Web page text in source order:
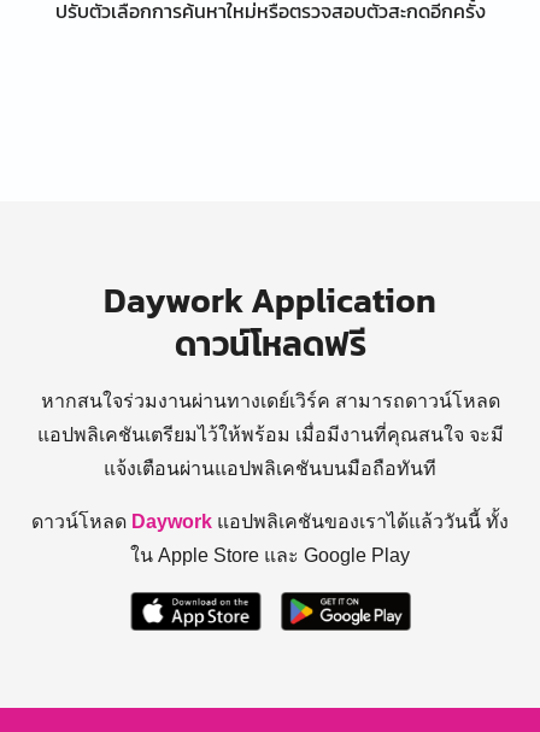
ปรับตัวเลือกการค้นหาใหม่หรือตรวจสอบตัวสะกดอีกครั้ง
Daywork Application
ดาวน์โหลดฟรี
หากสนใจร่วมงานผ่านทางเดย์เวิร์ค สามารถดาวน์โหลด
แอปพลิเคชันเตรียมไว้ให้พร้อม เมื่อมีงานที่คุณสนใจ จะมี
แจ้งเตือนผ่านแอปพลิเคชันบนมือถือทันที
ดาวน์โหลด Daywork แอปพลิเคชันของเราได้แล้ววันนี้ ทั้ง
ใน Apple Store และ Google Play